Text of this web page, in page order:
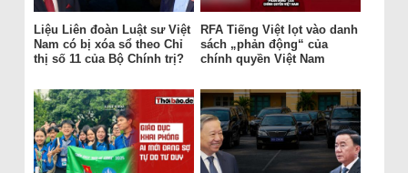
Liệu Liên đoàn Luật sư Việt
Nam có bị xóa sổ theo Chỉ
thị số 11 của Bộ Chính trị?
RFA Tiếng Việt lọt vào danh
sách „phản động“ của
chính quyền Việt Nam